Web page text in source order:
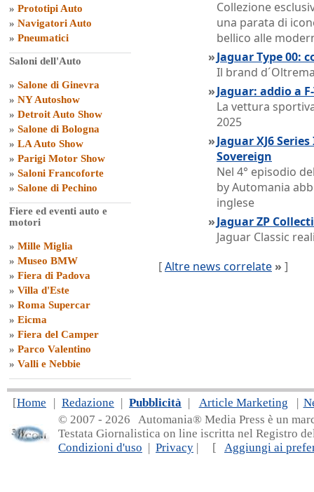
» Prototipi Auto
» Navigatori Auto
» Pneumatici
Saloni dell'Auto
» Salone di Ginevra
» NY Autoshow
» Detroit Auto Show
» Salone di Bologna
» LA Auto Show
» Parigi Motor Show
» Saloni Francoforte
» Salone di Pechino
Fiere ed eventi auto e
motori
» Mille Miglia
» Museo BMW
» Fiera di Padova
» Villa d'Este
» Roma Supercar
» Eicma
» Fiera del Camper
» Parco Valentino
» Valli e Nebbie
Collezione
una parata di
bellico alle
»Jaguar Type 00:
Il brand
»Jaguar: addio a F-
La vettura
2025
»Jaguar XJ6
Sovereign
Nel 4° episodio
by Automania
inglese
»Jaguar ZP
Jaguar Classic
[Altre news correlate » ]
[Home | Redazione | Pubblicità | Article Marketing |
© 2007 - 2026 Automania® Media Press è un
Testata Giornalistica on line iscritta nel Registro
Condizioni d'uso | Privacy | [ Aggiungi ai